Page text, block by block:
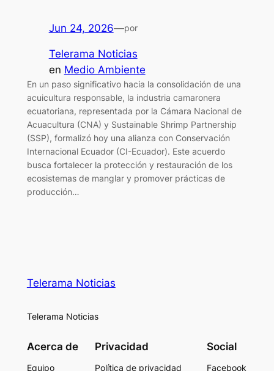
Jun 24, 2026—por
Telerama Noticias
en Medio Ambiente
En un paso significativo hacia la consolidación de una
acuicultura responsable, la industria camaronera
ecuatoriana, representada por la Cámara Nacional de
Acuacultura (CNA) y Sustainable Shrimp Partnership
(SSP), formalizó hoy una alianza con Conservación
Internacional Ecuador (CI-Ecuador). Este acuerdo
busca fortalecer la protección y restauración de los
ecosistemas de manglar y promover prácticas de
producción…
Telerama Noticias
Telerama Noticias
Acerca de
Equipo
Privacidad
Política de privacidad
Social
Facebook